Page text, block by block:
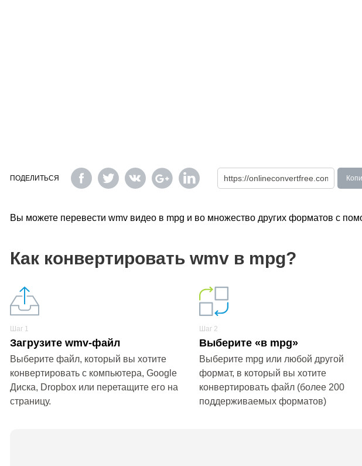
ПОДЕЛИТЬСЯ
Вы можете перевести wmv видео в mpg и во множество других форматов с
Как конвертировать wmv в mpg?
Шаг 1
Загрузите wmv-файл
Выберите файл, который вы хотите
конвертировать с компьютера, Google
Диска, Dropbox или перетащите его на
страницу.
Шаг 2
Выберите «в mpg»
Выберите mpg или любой другой
формат, в который вы хотите
конвертировать файл (более 200
поддерживаемых форматов)